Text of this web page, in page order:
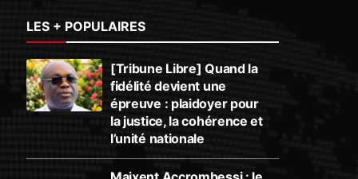
LES + POPULAIRES
[Tribune Libre] Quand la
fidélité devient une
épreuve : plaidoyer pour
la justice, la cohérence et
l’unité nationale